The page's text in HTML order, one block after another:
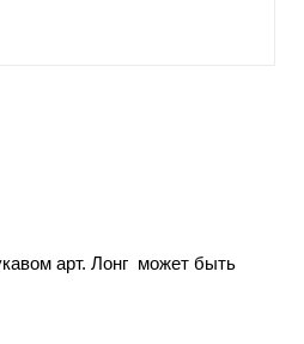
арт. Лонг может быть